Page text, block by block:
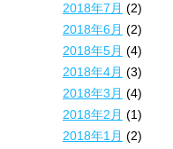
2018年7月 (2)
2018年6月 (2)
2018年5月 (4)
2018年4月 (3)
2018年3月 (4)
2018年2月 (1)
2018年1月 (2)